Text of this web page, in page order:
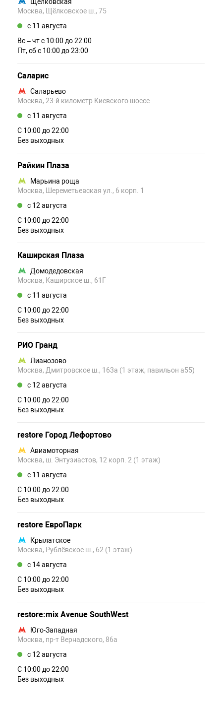
Москва, Щёлковское ш., 75
c 11 августа
Вс – чт c 10:00 до 22:00
Пт, сб c 10:00 до 23:00
Саларис
Саларьево
Москва, 23-й километр Киевского шоссе
c 11 августа
С 10:00 до 22:00
Без выходных
Райкин Плаза
Марьина роща
Москва, Шереметьевская ул., 6 корп. 1
c 12 августа
С 10:00 до 22:00
Без выходных
Каширская Плаза
Домодедовская
Москва, Каширское ш., 61Г
c 11 августа
С 10:00 до 22:00
Без выходных
РИО Гранд
Лианозово
Москва, Дмитровское ш., 163а (1 этаж, павильон а55)
c 12 августа
С 10:00 до 22:00
Без выходных
restore Город Лефортово
Авиамоторная
Москва, ш. Энтузиастов, 12 корп. 2 (1 этаж)
c 11 августа
С 10:00 до 22:00
Без выходных
restore ЕвроПарк
Крылатское
Москва, Рублёвское ш., 62 (1 этаж)
c 14 августа
С 10:00 до 22:00
Без выходных
restore:mix Avenue SouthWest
Юго-Западная
Москва, пр-т Вернадского, 86а
c 12 августа
С 10:00 до 22:00
Без выходных